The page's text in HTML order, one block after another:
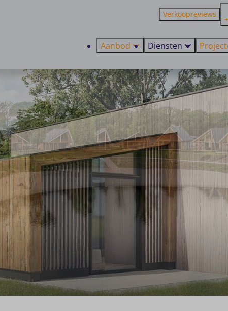
Verkoopreviews
Aanbod Diensten